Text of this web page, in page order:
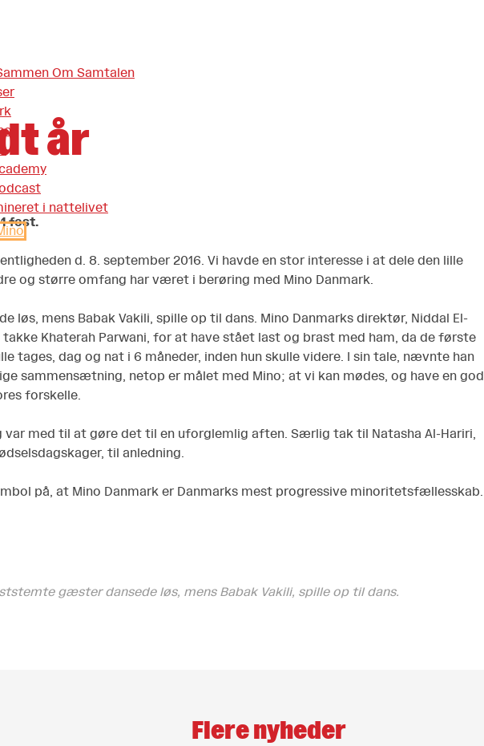
Om Samtalen
i nattelivet
år
fest.
d. 8. september 2016. Vi havde en stor interesse i at dele den lille
og større omfang har været i berøring med Mino Danmark.
løs, mens Babak Vakili, spille op til dans. Mino Danmarks direktør, Niddal El-
Khaterah Parwani, for at have stået last og brast med ham, da de første
tages, dag og nat i 6 måneder, inden hun skulle videre. I sin tale, nævnte han
sammensætning, netop er målet med Mino; at vi kan mødes, og have en god
forskelle.
var med til at gøre det til en uforglemlig aften. Særlig tak til Natasha Al-Hariri,
til anledning.
på, at Mino Danmark er Danmarks mest progressive minoritetsfællesskab.
gæster dansede løs, mens Babak Vakili, spille op til dans.
Flere nyheder